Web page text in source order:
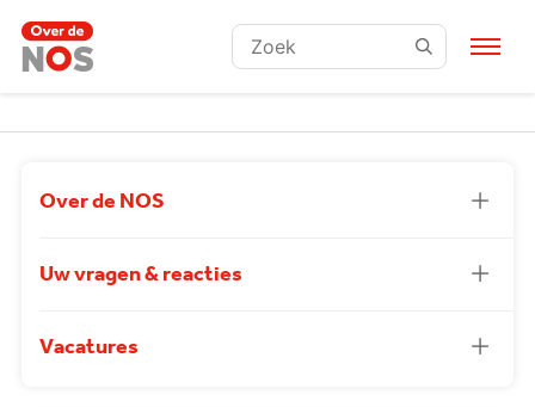
Zoeken:
Over de NOS
Uw vragen & reacties
Vacatures